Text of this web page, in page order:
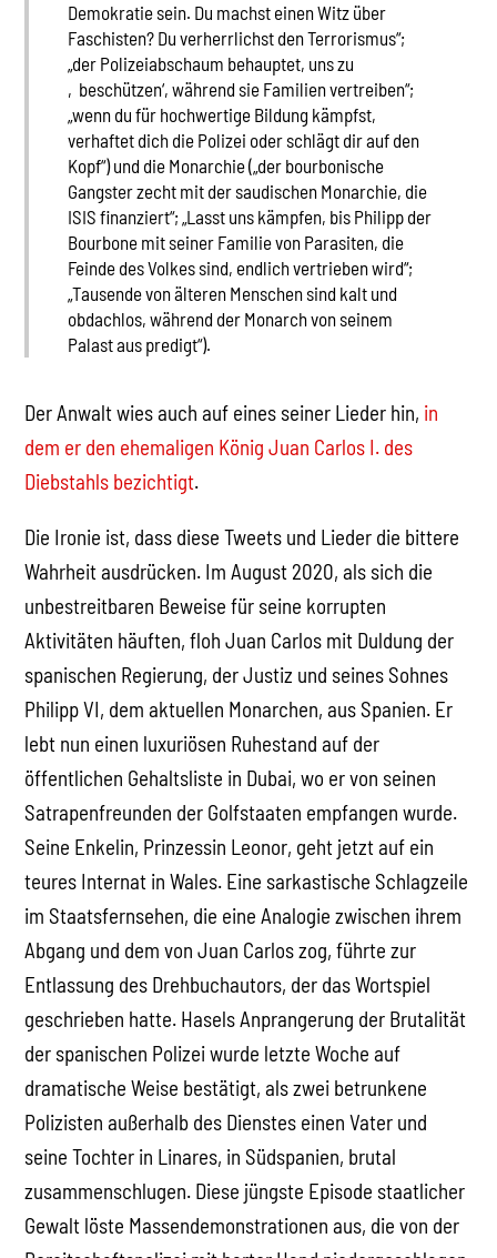
Demokratie sein. Du machst einen Witz über
Faschisten? Du verherrlichst den Terrorismus“;
„der Polizeiabschaum behauptet, uns zu
‚beschützen‘, während sie Familien vertreiben“;
„wenn du für hochwertige Bildung kämpfst,
verhaftet dich die Polizei oder schlägt dir auf den
Kopf“) und die Monarchie („der bourbonische
Gangster zecht mit der saudischen Monarchie, die
ISIS finanziert“; „Lasst uns kämpfen, bis Philipp der
Bourbone mit seiner Familie von Parasiten, die
Feinde des Volkes sind, endlich vertrieben wird“;
„Tausende von älteren Menschen sind kalt und
obdachlos, während der Monarch von seinem
Palast aus predigt“).
Der Anwalt wies auch auf eines seiner Lieder hin, in
dem er den ehemaligen König Juan Carlos I. des
Diebstahls bezichtigt.
Die Ironie ist, dass diese Tweets und Lieder die bittere
Wahrheit ausdrücken. Im August 2020, als sich die
unbestreitbaren Beweise für seine korrupten
Aktivitäten häuften, floh Juan Carlos mit Duldung der
spanischen Regierung, der Justiz und seines Sohnes
Philipp VI, dem aktuellen Monarchen, aus Spanien. Er
lebt nun einen luxuriösen Ruhestand auf der
öffentlichen Gehaltsliste in Dubai, wo er von seinen
Satrapenfreunden der Golfstaaten empfangen wurde.
Seine Enkelin, Prinzessin Leonor, geht jetzt auf ein
teures Internat in Wales. Eine sarkastische Schlagzeile
im Staatsfernsehen, die eine Analogie zwischen ihrem
Abgang und dem von Juan Carlos zog, führte zur
Entlassung des Drehbuchautors, der das Wortspiel
geschrieben hatte. Hasels Anprangerung der Brutalität
der spanischen Polizei wurde letzte Woche auf
dramatische Weise bestätigt, als zwei betrunkene
Polizisten außerhalb des Dienstes einen Vater und
seine Tochter in Linares, in Südspanien, brutal
zusammenschlugen. Diese jüngste Episode staatlicher
Gewalt löste Massendemonstrationen aus, die von der